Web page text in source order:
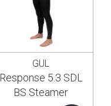
GUL
Response 5.3 SDL
BS Steamer